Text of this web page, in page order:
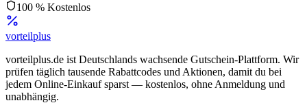
100 % Kostenlos
vorteilplus
vorteilplus.de ist Deutschlands wachsende Gutschein-Plattform. Wir
prüfen täglich tausende Rabattcodes und Aktionen, damit du bei
jedem Online-Einkauf sparst — kostenlos, ohne Anmeldung und
unabhängig.